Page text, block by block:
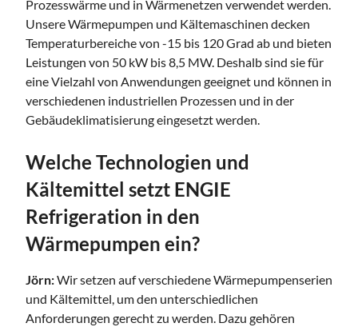
Prozesswärme und in Wärmenetzen verwendet werden.
Unsere Wärmepumpen und Kältemaschinen decken
Temperaturbereiche von -15 bis 120 Grad ab und bieten
Leistungen von 50 kW bis 8,5 MW. Deshalb sind sie für
eine Vielzahl von Anwendungen geeignet und können in
verschiedenen industriellen Prozessen und in der
Gebäudeklimatisierung eingesetzt werden.
Welche Technologien und
Kältemittel setzt ENGIE
Refrigeration in den
Wärmepumpen ein?
Jörn:Wir setzen auf verschiedene Wärmepumpenserien
und Kältemittel, um den unterschiedlichen
Anforderungen gerecht zu werden. Dazu gehören